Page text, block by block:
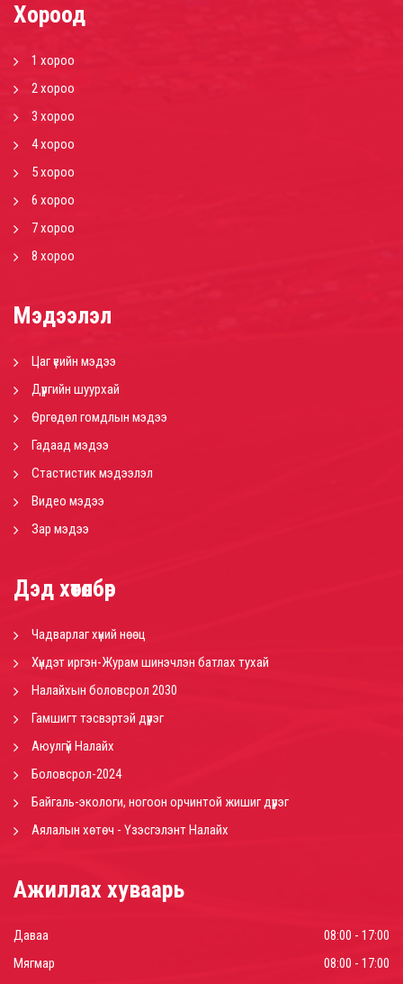
Хороод
1 хороо
2 хороо
3 хороо
4 хороо
5 хороо
6 хороо
7 хороо
8 хороо
Мэдээлэл
Цаг үеийн мэдээ
Дүүргийн шуурхай
Өргөдөл гомдлын мэдээ
Гадаад мэдээ
Стастистик мэдээлэл
Видео мэдээ
Зар мэдээ
Дэд хөтөлбөр
Чадварлаг хүний нөөц
Хүндэт иргэн-Журам шинэчлэн батлах тухай
Налайхын боловсрол 2030
Гамшигт тэсвэртэй дүүрэг
Аюулгүй Налайх
Боловсрол-2024
Байгаль-экологи, ногоон орчинтой жишиг дүүрэг
Аялалын хөтөч - Үзэсгэлэнт Налайх
Ажиллах хуваарь
Даваа
08:00 - 17:00
Мягмар
08:00 - 17:00